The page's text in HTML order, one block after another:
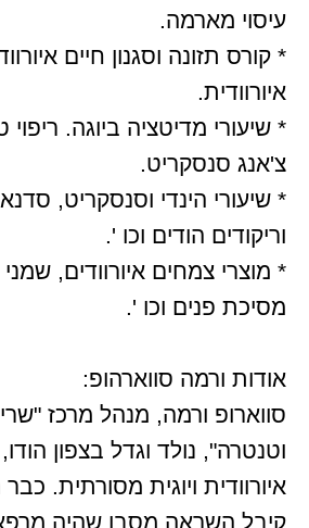
עיסוי מארמה.
* קורס תזונה וסגנון חיים
איורוודית.
* שיעורי מדיטציה ביוגה. ריפוי
צ'אנג סנסקריט.
* שיעורי הינדי וסנסקריט,
וריקודים הודים וכו '.
* מוצרי צמחים איורוודים,
מסיכת פנים וכו '.
אודות ורמה סווארהופ:
סווארופ ורמה, מנהל מרכז "שרי
וטנטרה", נולד וגדל בצפון
איורוודית ויוגית מסורתית.
קיבל השראה מסבו שהיה מרפא